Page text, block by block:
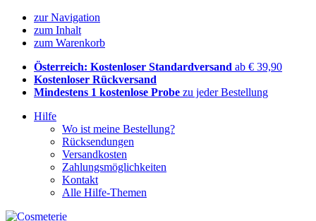
zur Navigation
zum Inhalt
zum Warenkorb
Österreich: Kostenloser Standardversand ab € 39,90
Kostenloser Rückversand
Mindestens 1 kostenlose Probe zu jeder Bestellung
Hilfe
Wo ist meine Bestellung?
Rücksendungen
Versandkosten
Zahlungsmöglichkeiten
Kontakt
Alle Hilfe-Themen